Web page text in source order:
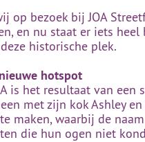
op bezoek bij JOA
en nu staat er iets
historische plek.
hotspot
is het resultaat van een
met zijn kok Ashley
maken, waarbij de
die hun ogen niet